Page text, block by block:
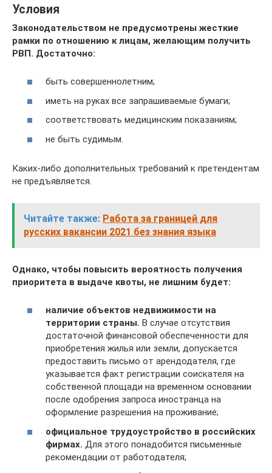
Условия
Законодательством не предусмотрены жесткие
рамки по отношению к лицам, желающим получить
РВП. Достаточно:
быть совершеннолетним;
иметь на руках все запрашиваемые бумаги;
соответствовать медицинским показаниям;
не быть судимым.
Каких-либо дополнительных требований к претендентам
не предъявляется.
Читайте также: Работа за границей для
русских вакансии 2021 без знания языка
Однако, чтобы повысить вероятность получения
приоритета в выдаче квоты, не лишним будет:
наличие объектов недвижимости на
территории страны. В случае отсутствия
достаточной финансовой обеспеченности для
приобретения жилья или земли, допускается
предоставить письмо от арендодателя, где
указывается факт регистрации соискателя на
собственной площади на временном основании
после одобрения запроса иностранца на
оформление разрешения на проживание;
официальное трудоустройство в российских
фирмах. Для этого понадобится письменные
рекомендации от работодателя;